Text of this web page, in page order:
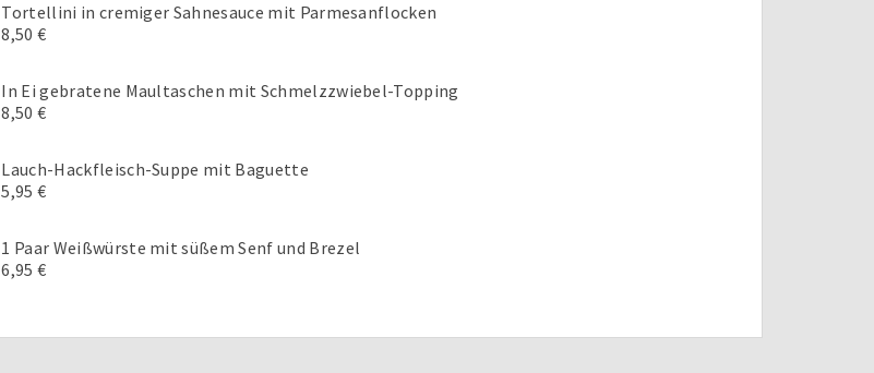
Tortellini in cremiger Sahnesauce mit Parmesanflocken
8,50 €
In Ei gebratene Maultaschen mit Schmelzzwiebel-Topping
8,50 €
Lauch-Hackfleisch-Suppe mit Baguette
5,95 €
1 Paar Weißwürste mit süßem Senf und Brezel
6,95 €